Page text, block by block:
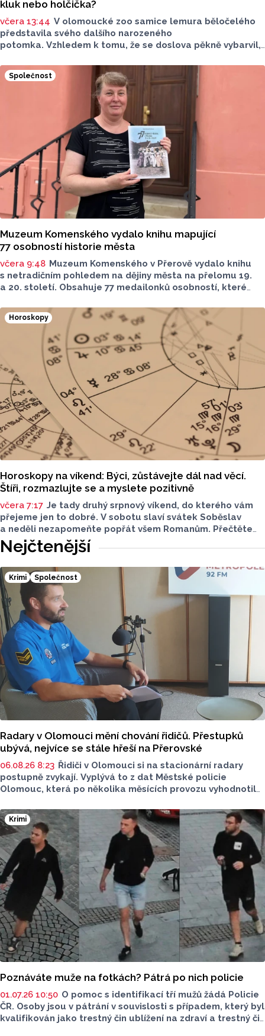
kluk nebo holčička?
včera 13:44 V olomoucké zoo samice lemura běločelého
představila svého dalšího narozeného
potomka. Vzhledem k tomu, že se doslova pěkně vybarvil,
hnědé, případně hnědošedé, zato samci se pyšní bílým
zbarvením hlavy.
Společnost
Muzeum Komenského vydalo knihu mapující
77 osobností historie města
včera 9:48 Muzeum Komenského v Přerově vydalo knihu
s netradičním pohledem na dějiny města na přelomu 19.
a 20. století. Obsahuje 77 medailonků osobností, které
jsou doplněny dobovými snímky. Podle autorky publikace
Šárky Krákorové Pajůrkové tomu předcházelo 13 let
pátrání po jejich osudech. Kniha vychází u příležitosti
letošního 770. výročí povýšení Přerova na královské město,
sdělila ČTK mluvčí radnice Lenka Chalupová.
Horoskopy
Horoskopy na víkend: Býci, zůstávejte dál nad věcí.
Štíři, rozmazlujte se a myslete pozitivně
včera 7:17 Je tady druhý srpnový víkend, do kterého vám
přejeme jen to dobré. V sobotu slaví svátek Soběslav
a neděli nezapomeňte popřát všem Romanům. Přečtěte
si svůj horoskop a mějte pěkný víkend.
Nejčtenější
Krimi Společnost
Radary v Olomouci mění chování řidičů. Přestupků
ubývá, nejvíce se stále hřeší na Přerovské
06.08.26 8:23 Řidiči v Olomouci si na stacionární radary
postupně zvykají. Vyplývá to z dat Městské policie
Olomouc, která po několika měsících provozu vyhodnotila
zaznamenaných přestupků zde oproti prvním měsícům
výrazně klesl, v některých lokalitách až o polovinu.
O dopravě, ale i o případech, která musela Městská
policie Olomouc (MPO) řešit mluvil v pocastu Radia
Metropole s Tomášem Gottwaldem mluvčí MPO Petr
Čunderle.
Krimi
Poznáváte muže na fotkách? Pátrá po nich policie
01.07.26 10:50 O pomoc s identifikací tří mužů žádá Policie
ČR. Osoby jsou v pátrání v souvislosti s případem, který byl
kvalifikován jako trestný čin ublížení na zdraví a trestný čin